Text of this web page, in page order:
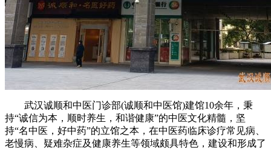
武汉诚顺和中医门诊部(诚顺和中医馆)建馆10余年，秉
持“诚信为本，顺时养生，和谐健康”的中医文化精髓，坚
持“名中医，好中药”的立馆之本，在中医药临床诊疗常见病、
老慢病、疑难杂症及健康养生等领域颇具特色，建设和形成了